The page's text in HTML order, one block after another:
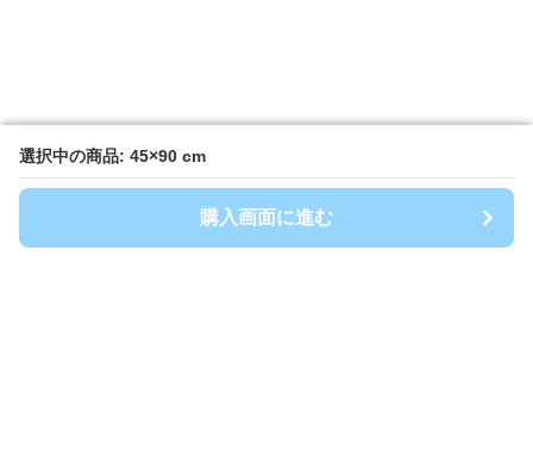
選択中の商品: 45×90 cm
購入画面に進む
選択中の商品: 45×90 cm
購入画面に進む